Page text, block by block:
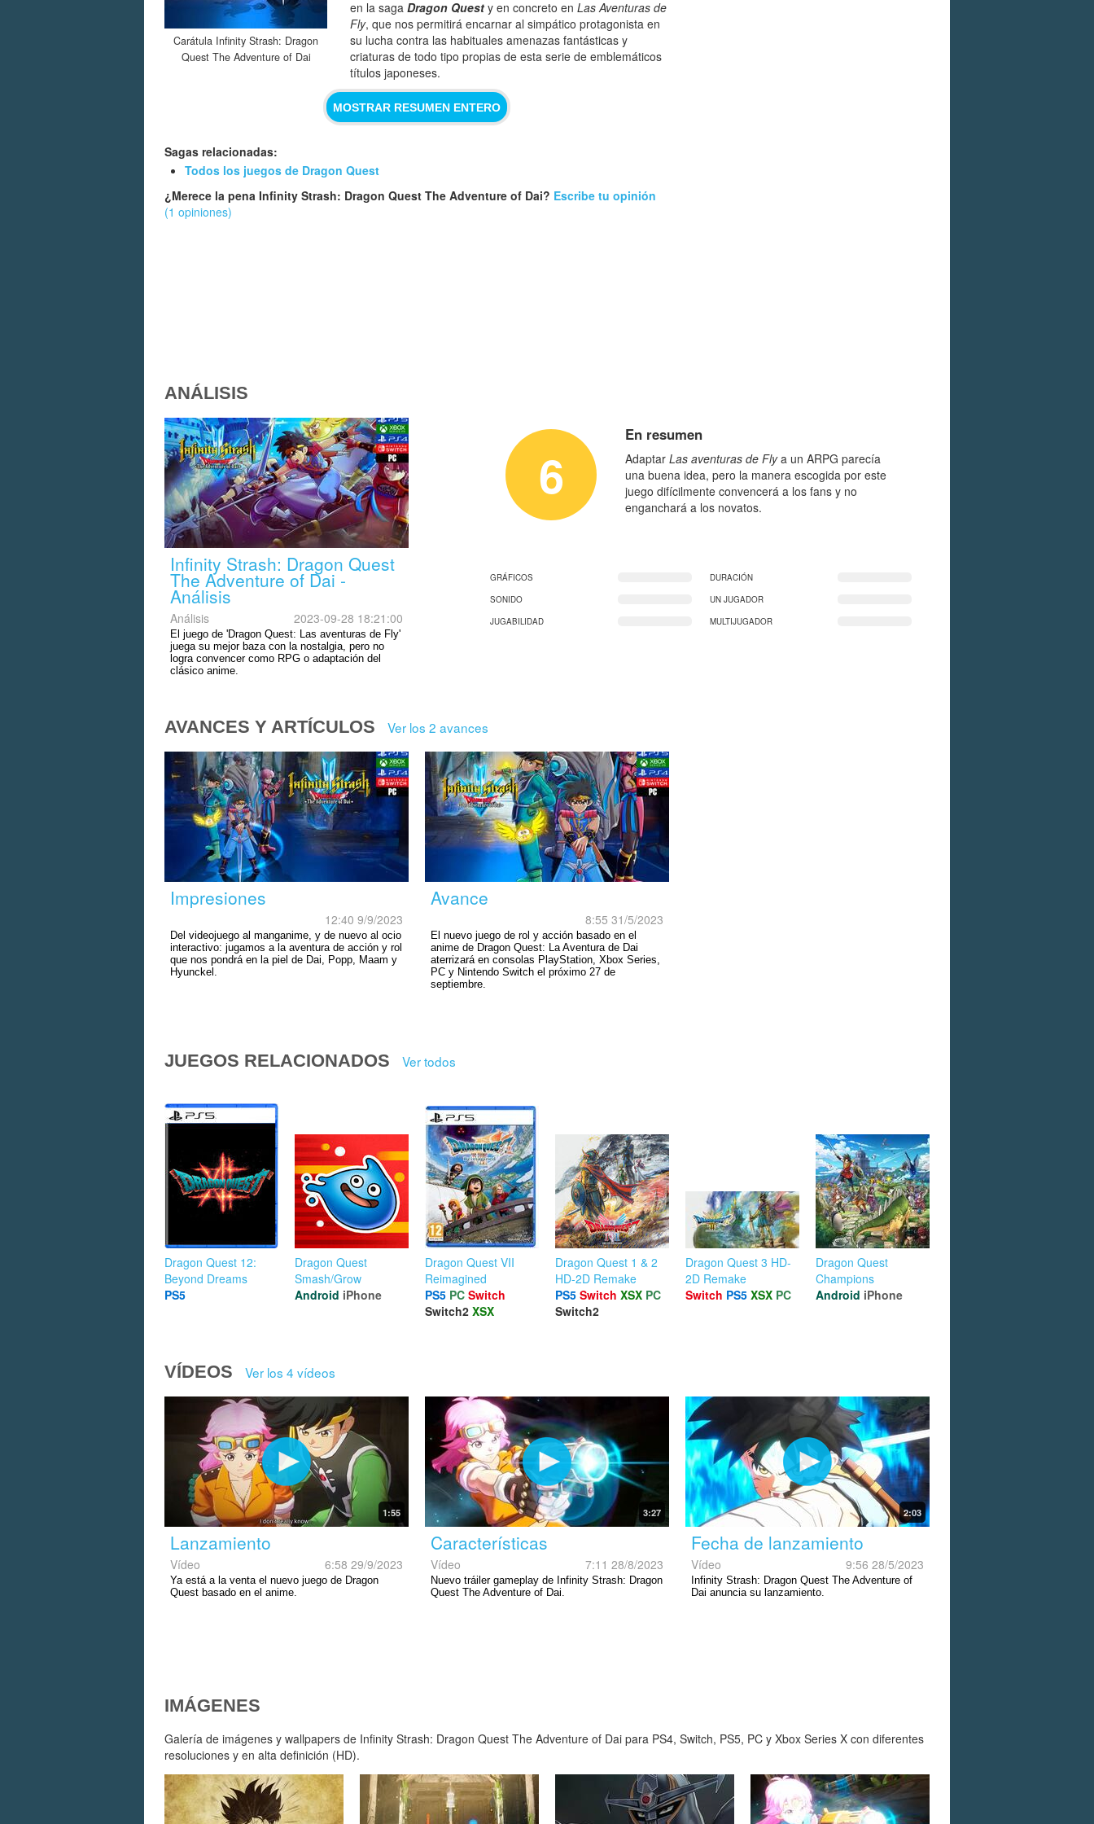
Carátula Infinity Strash: Dragon
Quest The Adventure of Dai
en la saga Dragon Quest y en concreto en Las Aventuras de
Fly, que nos permitirá encarnar al simpático protagonista en
su lucha contra las habituales amenazas fantásticas y
criaturas de todo tipo propias de esta serie de emblemáticos
títulos japoneses.
MOSTRAR RESUMEN ENTERO
Sagas relacionadas:
Todos los juegos de Dragon Quest
¿Merece la pena Infinity Strash: Dragon Quest The Adventure of Dai? Escribe tu opinión
(1 opiniones)
ANÁLISIS
Infinity Strash: Dragon Quest
The Adventure of Dai -
Análisis
Análisis 2023-09-28 18:21:00
El juego de 'Dragon Quest: Las aventuras de Fly'
juega su mejor baza con la nostalgia, pero no
logra convencer como RPG o adaptación del
clásico anime.
6
En resumen
AdaptarLas aventuras de Flya un ARPG parecía
una buena idea, pero la manera escogida por este
juego difícilmente convencerá a los fans y no
enganchará a los novatos.
GRÁFICOS
DURACIÓN
SONIDO
UN JUGADOR
JUGABILIDAD
MULTIJUGADOR
AVANCES Y ARTÍCULOS Ver los 2 avances
Impresiones
12:40 9/9/2023
Del videojuego al manganime, y de nuevo al ocio
interactivo: jugamos a la aventura de acción y rol
que nos pondrá en la piel de Dai, Popp, Maam y
Hyunckel.
Avance
8:55 31/5/2023
El nuevo juego de rol y acción basado en el
anime de Dragon Quest: La Aventura de Dai
aterrizará en consolas PlayStation, Xbox Series,
PC y Nintendo Switch el próximo 27 de
septiembre.
JUEGOS RELACIONADOS Ver todos
Dragon Quest 12:
Beyond Dreams
PS5
Dragon Quest
Smash/Grow
Android iPhone
Dragon Quest VII
Reimagined
PS5 PC Switch
Switch2 XSX
Dragon Quest 1 & 2
HD-2D Remake
PS5 Switch XSX PC
Switch2
Dragon Quest 3 HD-
2D Remake
Switch PS5 XSX PC
Dragon Quest
Champions
Android iPhone
VÍDEOS Ver los 4 vídeos
1:55
Lanzamiento
Vídeo 6:58 29/9/2023
Ya está a la venta el nuevo juego de Dragon
Quest basado en el anime.
3:27
Características
Vídeo 7:11 28/8/2023
Nuevo tráiler gameplay de Infinity Strash: Dragon
Quest The Adventure of Dai.
2:03
Fecha de lanzamiento
Vídeo 9:56 28/5/2023
Infinity Strash: Dragon Quest The Adventure of
Dai anuncia su lanzamiento.
IMÁGENES
Galería de imágenes y wallpapers de Infinity Strash: Dragon Quest The Adventure of Dai para PS4, Switch, PS5, PC y Xbox Series X con diferentes
resoluciones y en alta definición (HD).